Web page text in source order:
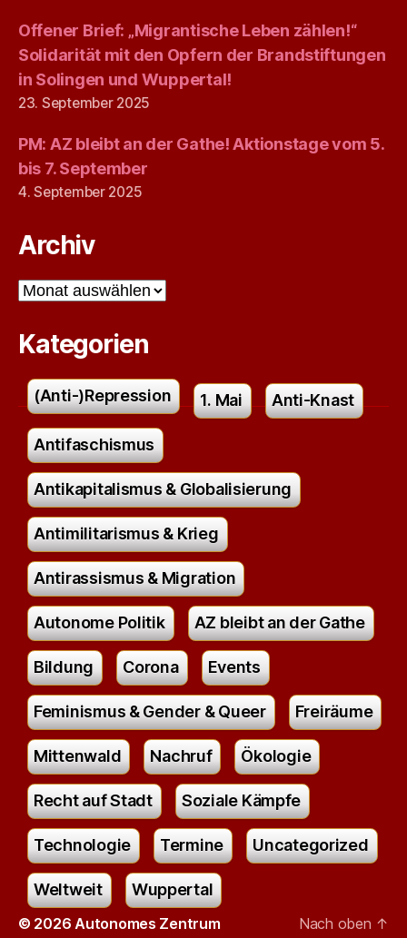
Offener Brief: „Migrantische Leben zählen!“
Solidarität mit den Opfern der Brandstiftungen
in Solingen und Wuppertal!
23. September 2025
PM: AZ bleibt an der Gathe! Aktionstage vom 5.
bis 7. September
4. September 2025
Archiv
Archiv
Kategorien
(Anti-)Repression 1. Mai Anti-Knast
Antifaschismus
Antikapitalismus & Globalisierung
Antimilitarismus & Krieg
Antirassismus & Migration
Autonome Politik AZ bleibt an der Gathe
Bildung Corona Events
Feminismus & Gender & Queer Freiräume
Mittenwald Nachruf Ökologie
Recht auf Stadt Soziale Kämpfe
Technologie Termine Uncategorized
Weltweit Wuppertal
© 2026 Autonomes Zentrum
Nach oben ↑